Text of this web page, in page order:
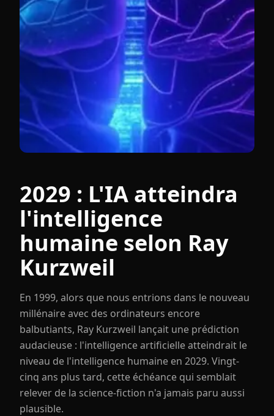
2029 : L'IA atteindra
l'intelligence
humaine selon Ray
Kurzweil
En 1999, alors que nous entrions dans le nouveau
millénaire avec des ordinateurs encore
balbutiants, Ray Kurzweil lançait une prédiction
audacieuse : l'intelligence artificielle atteindrait le
niveau de l'intelligence humaine en 2029. Vingt-
cinq ans plus tard, cette échéance qui semblait
relever de la science-fiction n'a jamais paru aussi
plausible.